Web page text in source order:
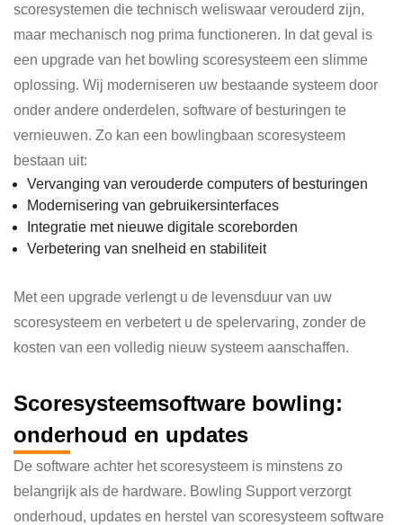
scoresystemen die technisch weliswaar verouderd zijn,
maar mechanisch nog prima functioneren. In dat geval is
een upgrade van het bowling scoresysteem een slimme
oplossing. Wij moderniseren uw bestaande systeem door
onder andere onderdelen, software of besturingen te
vernieuwen. Zo kan een bowlingbaan scoresysteem
bestaan uit:
Vervanging van verouderde computers of besturingen
Modernisering van gebruikersinterfaces
Integratie met nieuwe digitale scoreborden
Verbetering van snelheid en stabiliteit
Met een upgrade verlengt u de levensduur van uw
scoresysteem en verbetert u de spelervaring, zonder de
kosten van een volledig nieuw systeem aanschaffen.
Scoresysteemsoftware bowling:
onderhoud en updates
De software achter het scoresysteem is minstens zo
belangrijk als de hardware. Bowling Support verzorgt
onderhoud, updates en herstel van scoresysteem software